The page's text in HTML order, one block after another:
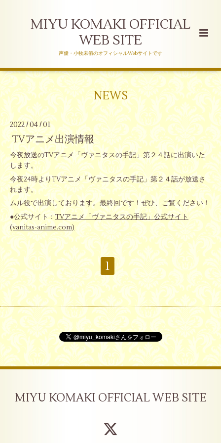
MIYU KOMAKI OFFICIAL
WEB SITE
声優・小牧未侑のオフィシャルWebサイトです
NEWS
2022/04 /01
TVアニメ出演情報
今夜放送のTVアニメ「ヴァニタスの手記」第２４話に出演いた
します。
今夜24時よりTVアニメ「ヴァニタスの手記」第２４話が放送さ
れます。
ムル役で出演しております。最終回です！ぜひ、ご覧ください！
●公式サイト：TVアニメ「ヴァニタスの手記」公式サイト
(vanitas-anime.com)
1
MIYU KOMAKI OFFICIAL WEB SITE